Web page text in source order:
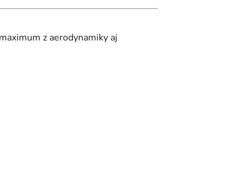
z aerodynamiky aj